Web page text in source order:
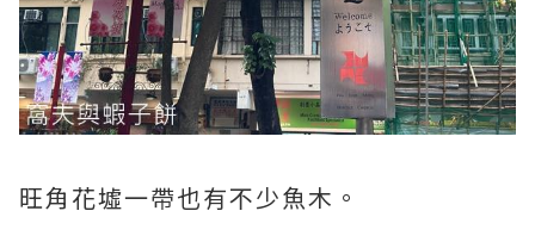
旺角花墟一帶也有不少魚木。